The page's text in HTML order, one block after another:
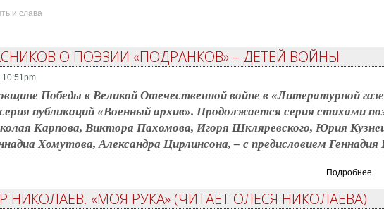
и слава
О ПОЭЗИИ «ПОДРАНКОВ» – ДЕТЕЙ ВОЙНЫ
Победы в Великой Отечественной войне в «Литературной
публикаций «Военный архив». Продолжается серия стихами
Карпова, Виктора Пахомова, Игоря Шкляревского, Юрия
Хомутова, Александра Цирлинсона, – с предисловием Геннадия
Подробнее
НИКОЛАЕВ. «МОЯ РУКА» (ЧИТАЕТ ОЛЕСЯ НИКОЛАЕВА)